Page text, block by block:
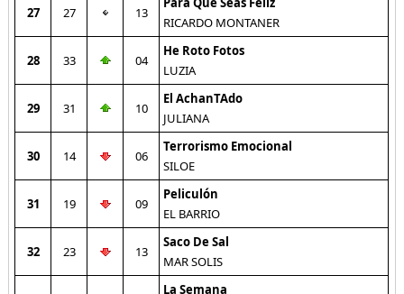
27 27 13
RICARDO MONTANER
28 33 04
He Roto Fotos
LUZIA
29 31 10
El AchanTAdo
JULIANA
30 14 06
Terrorismo Emocional
SILOE
31 19 09
Peliculón
EL BARRIO
32 23 13
Saco De Sal
MAR SOLIS
La Semana